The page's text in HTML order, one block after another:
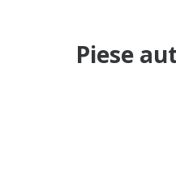
Piese